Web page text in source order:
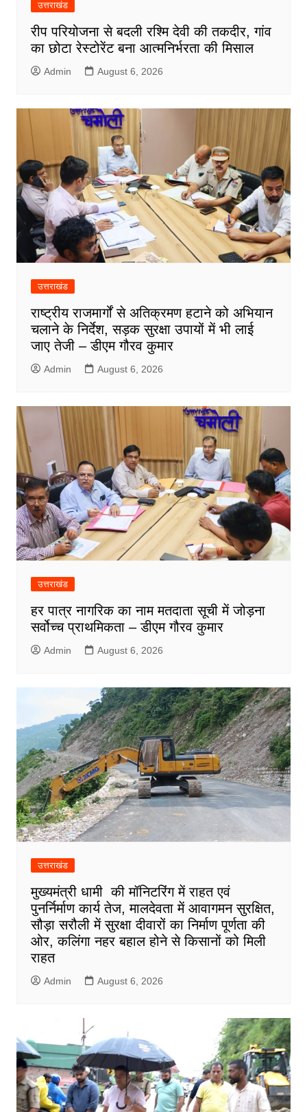
उत्तराखंड
रीप परियोजना से बदली रश्मि देवी की तकदीर, गांव
का छोटा रेस्टोरेंट बना आत्मनिर्भरता की मिसाल
Admin August 6, 2026
उत्तराखंड
राष्ट्रीय राजमार्गों से अतिक्रमण हटाने को अभियान
चलाने के निर्देश, सड़क सुरक्षा उपायों में भी लाई
जाए तेजी – डीएम गौरव कुमार
Admin August 6, 2026
उत्तराखंड
हर पात्र नागरिक का नाम मतदाता सूची में जोड़ना
सर्वोच्च प्राथमिकता – डीएम गौरव कुमार
Admin August 6, 2026
उत्तराखंड
मुख्यमंत्री धामी की मॉनिटरिंग में राहत एवं
पुनर्निर्माण कार्य तेज, मालदेवता में आवागमन सुरक्षित,
सौड़ा सरौली में सुरक्षा दीवारों का निर्माण पूर्णता की
ओर, कलिंगा नहर बहाल होने से किसानों को मिली
राहत
Admin August 6, 2026